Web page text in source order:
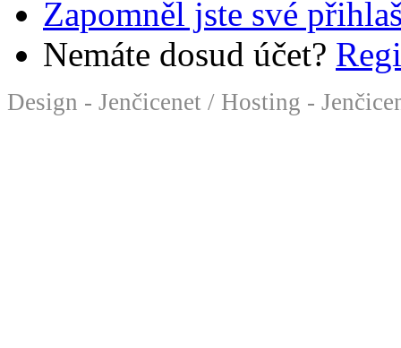
Zapomněl jste své
Nemáte dosud účet?
Design - Jenčicenet / Hosting -